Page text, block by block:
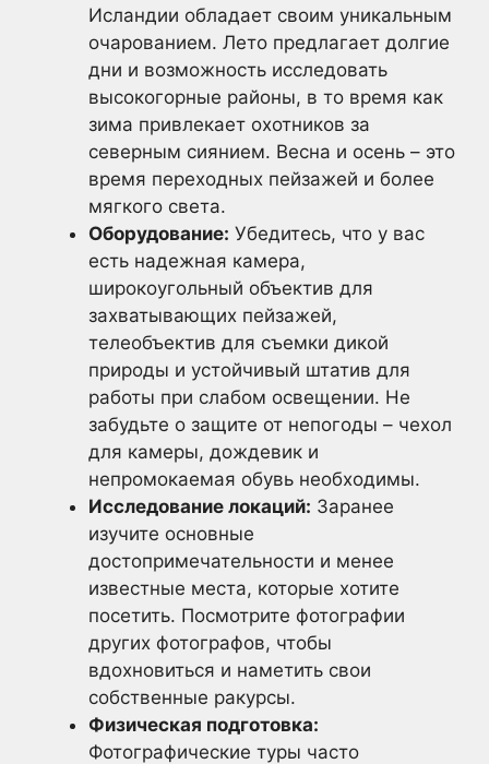
Исландии обладает своим уникальным
очарованием. Лето предлагает долгие
дни и возможность исследовать
высокогорные районы, в то время как
зима привлекает охотников за
северным сиянием. Весна и осень – это
время переходных пейзажей и более
мягкого света.
Оборудование: Убедитесь, что у вас
есть надежная камера,
широкоугольный объектив для
захватывающих пейзажей,
телеобъектив для съемки дикой
природы и устойчивый штатив для
работы при слабом освещении. Не
забудьте о защите от непогоды – чехол
для камеры, дождевик и
непромокаемая обувь необходимы.
Исследование локаций: Заранее
изучите основные
достопримечательности и менее
известные места, которые хотите
посетить. Посмотрите фотографии
других фотографов, чтобы
вдохновиться и наметить свои
собственные ракурсы.
Физическая подготовка:
Фотографические туры часто